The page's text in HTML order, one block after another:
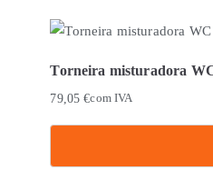
Torneira misturadora
79,05€com IVA